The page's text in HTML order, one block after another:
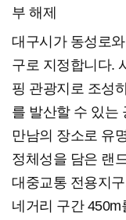
부 해제
대구시가 동성로
구로 지정합니다.
핑 관광지로 조성
를 발산할 수 있는
만남의 장소로 유
정체성을 담은 랜
대중교통 전용지
네거리 구간 450m